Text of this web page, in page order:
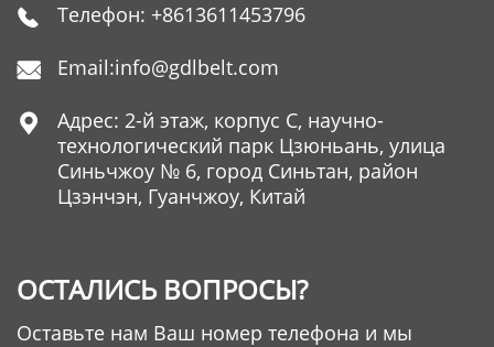
 Телефон: +8613611453796
 Email:info@gdlbelt.com

Адрес: 2-й этаж, корпус C, научно-
технологический парк Цзюньань, улица
Синьчжоу № 6, город Синьтан, район
Цзэнчэн, Гуанчжоу, Китай
ОСТАЛИСЬ ВОПРОСЫ?
Оставьте нам Ваш номер телефона и мы